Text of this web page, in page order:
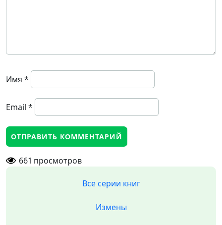
Имя *
Email *
661 просмотров
Все серии книг
Измены